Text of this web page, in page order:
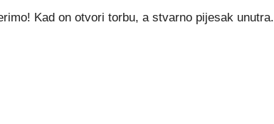
Kad on otvori torbu, a stvarno pijesak unutra.